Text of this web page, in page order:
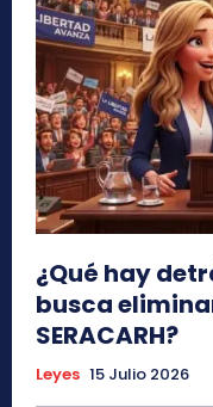
¿Qué hay
busca
SERACARH?
Leyes 15 Julio 2026